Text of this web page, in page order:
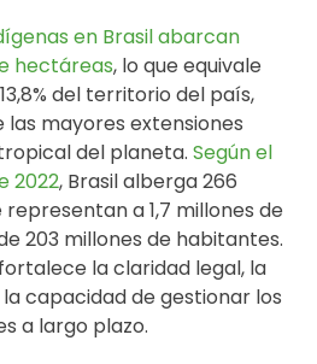
en Brasil abarcan
hectáreas, lo que equivale
del territorio del país,
las mayores extensiones
del planeta. Según el
2022, Brasil alberga 266
a 1,7 millones de
203 millones de habitantes.
la claridad legal, la
capacidad de gestionar los
a largo plazo.